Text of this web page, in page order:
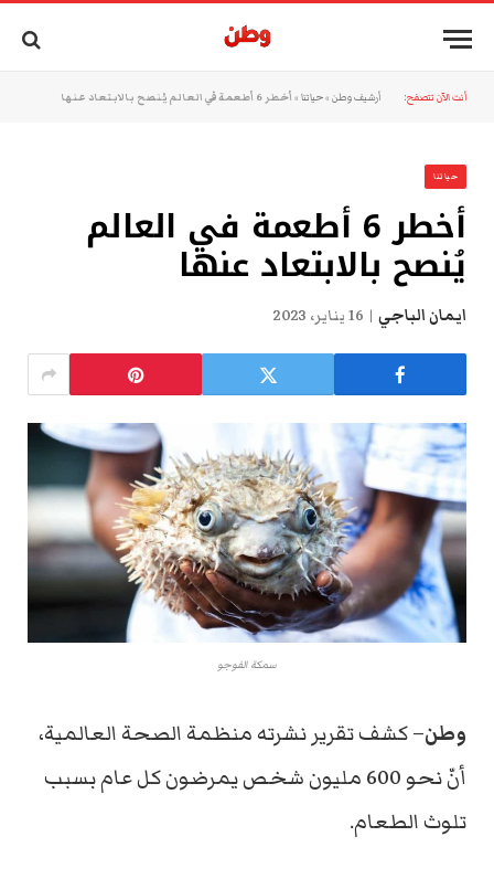
أنت الآن تتصفح: أرشيف وطن »حياتنا » أخطر 6 أطعمة في العالم يُنصح بالابتعاد عنها
حياتنا
أخطر 6 أطعمة في العالم
يُنصح بالابتعاد عنها
ايمان الباجي 16 يناير، 2023
سمكة الفوجو
وطن– كشف تقرير نشرتهمنظمة الصحة العالمية،
أنّ ن
حو 600 مليون شخص يمرضون كل عام بسبب
تلوث الطعام.